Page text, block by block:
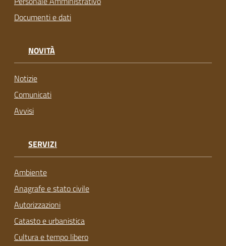
Documenti e dati
NOVITÀ
Notizie
Comunicati
Avvisi
SERVIZI
Ambiente
Anagrafe e stato civile
Autorizzazioni
Catasto e urbanistica
Cultura e tempo libero